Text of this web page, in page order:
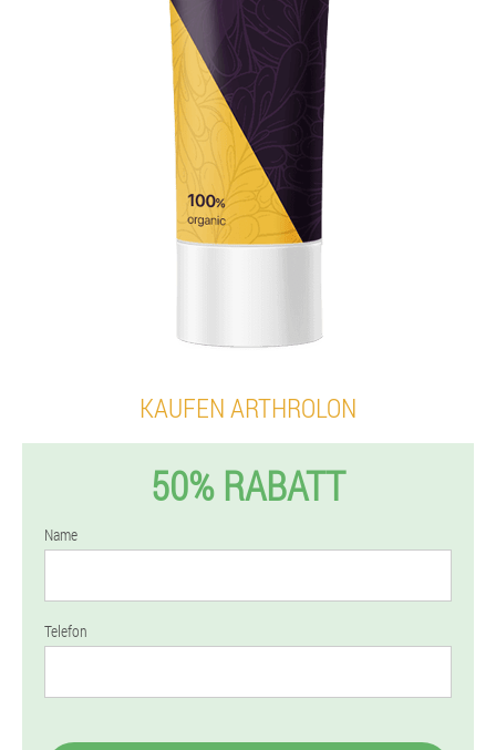
KAUFEN ARTHROLON
50% RABATT
Name
Telefon